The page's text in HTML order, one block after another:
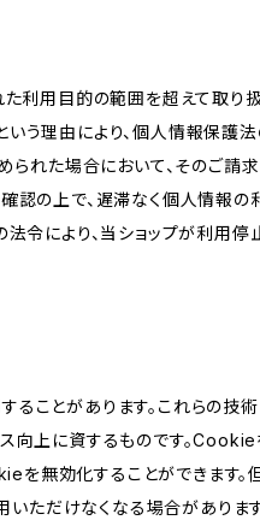
た利用目的の範囲を超えて取り
う理由により、個人情報保護
られた場合において、そのご請
認の上で、遅滞なく個人情報の
令により、当ショップが利用停
ことがあります。これらの技術
向上に資するものです。
を無効化することができます。但
ただけなくなる場合があります